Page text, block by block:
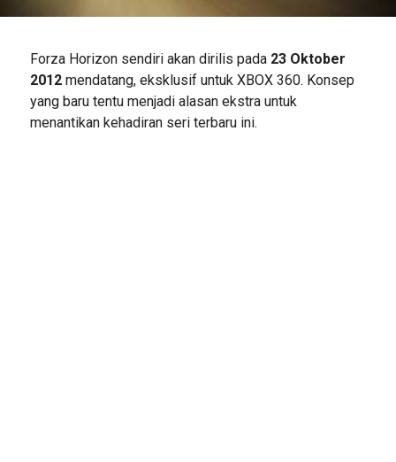
Forza Horizon sendiri akan dirilis pada 23 Oktober
2012mendatang, eksklusif untuk XBOX 360. Konsep
yang baru tentu menjadi alasan ekstra untuk
menantikan kehadiran seri terbaru ini.